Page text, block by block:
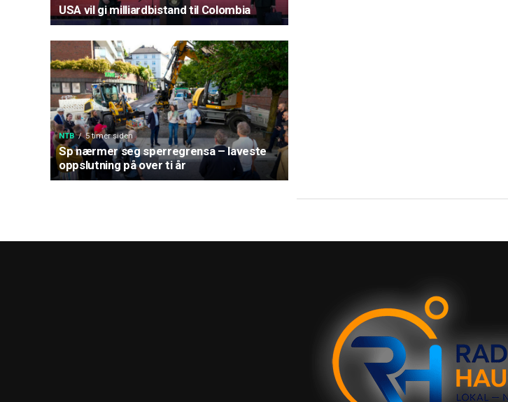
USA vil gi milliardbistand til Colombia
NTB 5 timer siden
Sp nærmer seg sperregrensa – laveste
oppslutning på over ti år